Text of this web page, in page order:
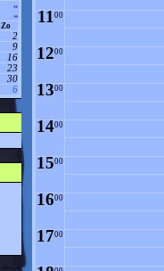
1100
1200
1300
1400
1500
1600
1700
»
»
Zo
2
9
16
23
30
6